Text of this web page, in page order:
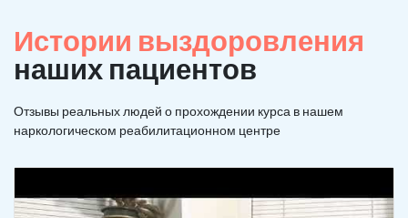
Истории выздоровления
наших пациентов
Отзывы реальных людей о прохождении курса в нашем
наркологическом реабилитационном центре